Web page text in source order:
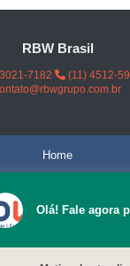
RBW Brasil
7182
(11) 4512-
Home
Empresa
Olá! Fale agora